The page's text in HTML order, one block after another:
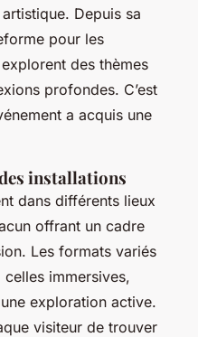
Depuis sa
pour les
des thèmes
profondes. C’est
a acquis une
installations
dans différents lieux
offrant un cadre
Les formats variés
immersives,
exploration active.
visiteur de trouver